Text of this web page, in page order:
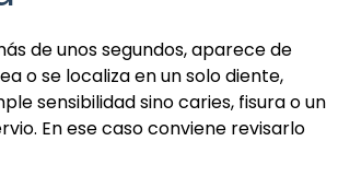
de unos segundos, aparece de
o se localiza en un solo diente,
sensibilidad sino caries, fisura o un
En ese caso conviene revisarlo